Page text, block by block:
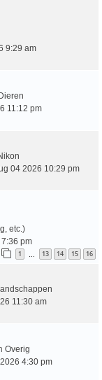
9:29 am
11:12 pm
04 2026 10:29 pm
etc.)
pm
1 … 13 14 15 16
11:30 am
Overig
4:30 pm